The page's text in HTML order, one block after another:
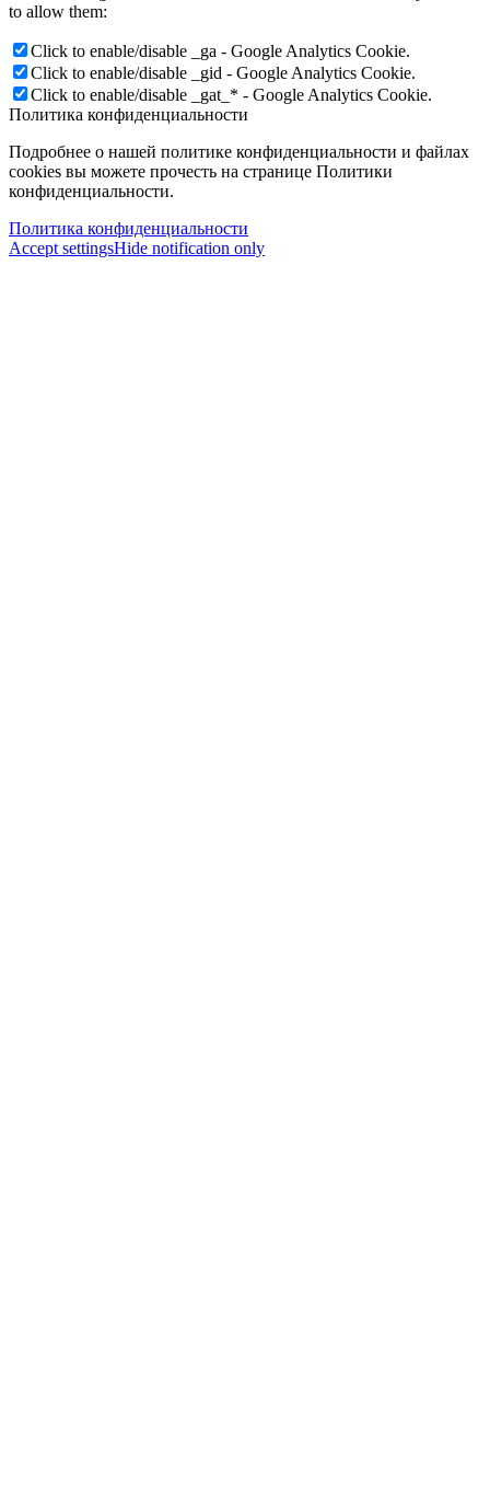
to allow them:
Click to enable/disable _ga - Google Analytics Cookie.
Click to enable/disable _gid - Google Analytics Cookie.
Click to enable/disable _gat_* - Google Analytics Cookie.
Политика конфиденциальности
Подробнее о нашей политике конфиденциальности и файлах
cookies вы можете прочесть на странице Политики
конфиденциальности.
Политика конфиденциальности
Accept settingsHide notification only